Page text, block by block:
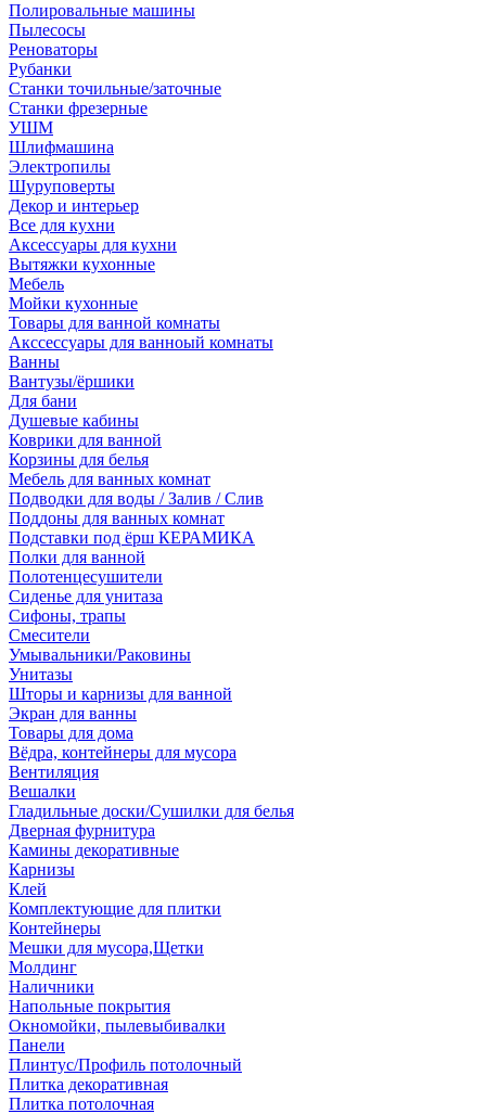
Полировальные машины
Пылесосы
Реноваторы
Рубанки
Станки точильные/заточные
Станки фрезерные
УШМ
Шлифмашина
Электропилы
Шуруповерты
Декор и интерьер
Все для кухни
Аксессуары для кухни
Вытяжки кухонные
Мебель
Мойки кухонные
Товары для ванной комнаты
Акссессуары для ванноый комнаты
Ванны
Вантузы/ёршики
Для бани
Душевые кабины
Коврики для ванной
Корзины для белья
Мебель для ванных комнат
Подводки для воды / Залив / Слив
Поддоны для ванных комнат
Подставки под ёрш КЕРАМИКА
Полки для ванной
Полотенцесушители
Сиденье для унитаза
Сифоны, трапы
Смесители
Умывальники/Раковины
Унитазы
Шторы и карнизы для ванной
Экран для ванны
Товары для дома
Вёдра, контейнеры для мусора
Вентиляция
Вешалки
Гладильные доски/Сушилки для белья
Дверная фурнитура
Камины декоративные
Карнизы
Клей
Комплектующие для плитки
Контейнеры
Мешки для мусора,Щетки
Молдинг
Наличники
Напольные покрытия
Окномойки, пылевыбивалки
Панели
Плинтус/Профиль потолочный
Плитка декоративная
Плитка потолочная